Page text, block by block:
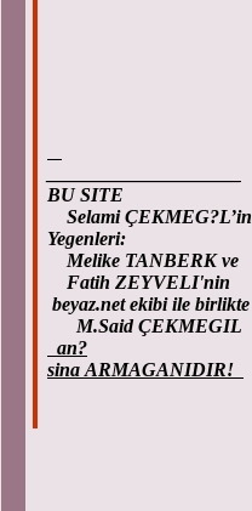
BU SITE
Selami ÇEKMEG?L’in
Yegenleri:
Melike TANBERK ve
Fatih ZEYVELI'nin
beyaz.net ekibi ile birlikte
M.Said ÇEKMEGIL
an?
sina ARMAGANIDIR!